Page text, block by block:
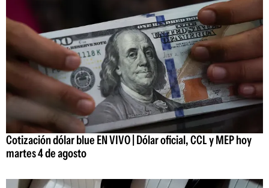
Cotización dólar blue EN VIVO | Dólar oficial, CCL y MEP hoy
martes 4 de agosto